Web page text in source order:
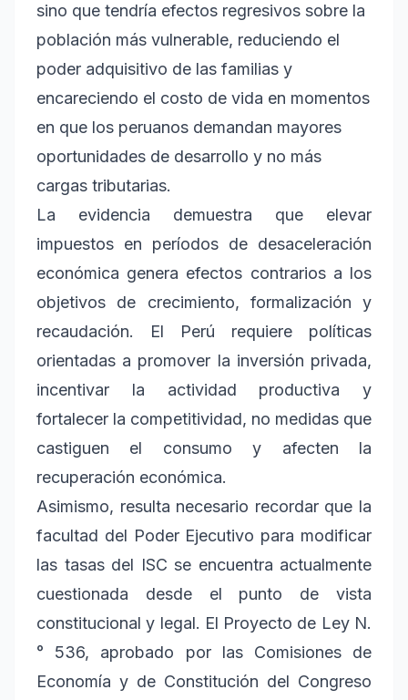
sino que tendría efectos regresivos sobre la
población más vulnerable, reduciendo el
poder adquisitivo de las familias y
encareciendo el costo de vida en momentos
en que los peruanos demandan mayores
oportunidades de desarrollo y no más
cargas tributarias.
La evidencia demuestra que elevar
impuestos en períodos de desaceleración
económica genera efectos contrarios a los
objetivos de crecimiento, formalización y
recaudación. El Perú requiere políticas
orientadas a promover la inversión privada,
incentivar la actividad productiva y
fortalecer la competitividad, no medidas que
castiguen el consumo y afecten la
recuperación económica.
Asimismo, resulta necesario recordar que la
facultad del Poder Ejecutivo para modificar
las tasas del ISC se encuentra actualmente
cuestionada desde el punto de vista
constitucional y legal. El Proyecto de Ley N.
° 536, aprobado por las Comisiones de
Economía y de Constitución del Congreso